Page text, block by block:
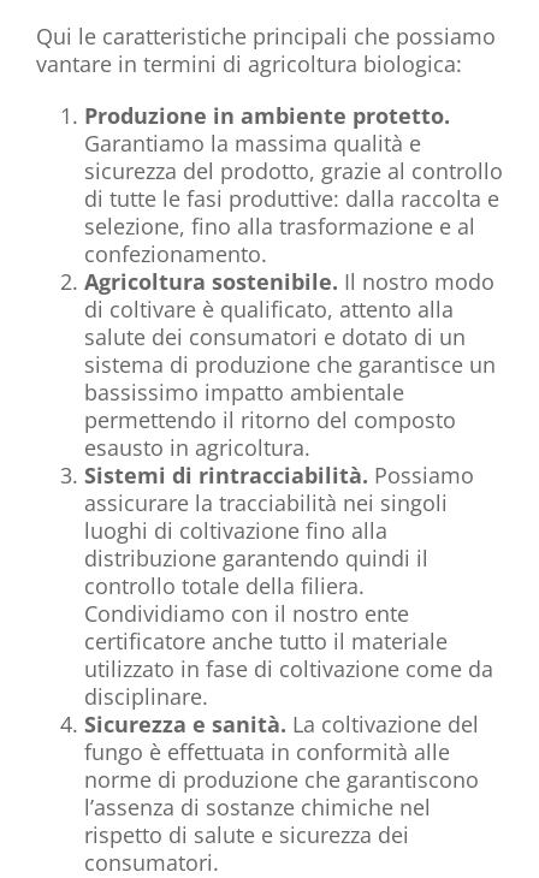
Qui le caratteristiche principali che possiamo
vantare in termini di agricoltura biologica:
Produzione in ambiente protetto.
Garantiamo la massima qualità e
sicurezza del prodotto, grazie al controllo
di tutte le fasi produttive: dalla raccolta e
selezione, fino alla trasformazione e al
confezionamento.
Agricoltura sostenibile. Il nostro modo
di coltivare è qualificato, attento alla
salute dei consumatori e dotato di un
sistema di produzione che garantisce un
bassissimo impatto ambientale
permettendo il ritorno del composto
esausto in agricoltura.
Sistemi di rintracciabilità. Possiamo
assicurare la tracciabilità nei singoli
luoghi di coltivazione fino alla
distribuzione garantendo quindi il
controllo totale della filiera.
Condividiamo con il nostro ente
certificatore anche tutto il materiale
utilizzato in fase di coltivazione come da
disciplinare.
Sicurezza e sanità. La coltivazione del
fungo è effettuata in conformità alle
norme di produzione che garantiscono
l’assenza di sostanze chimiche nel
rispetto di salute e sicurezza dei
consumatori.